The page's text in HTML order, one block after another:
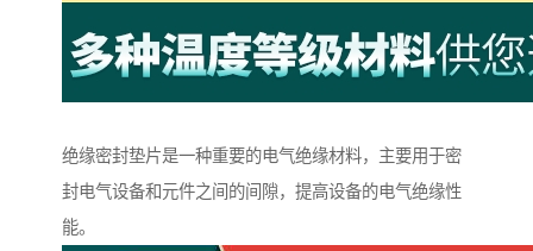
绝缘密封垫片是一种重要的电气绝缘材料，主要用于密
封电气设备和元件之间的间隙，提高设备的电气绝缘性
能。